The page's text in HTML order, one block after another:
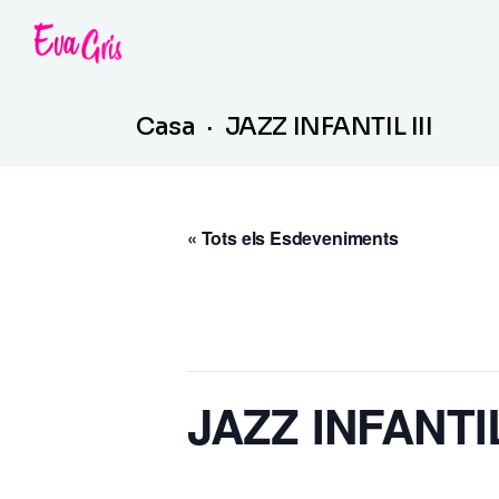
contingut
Casa JAZZ INFANTIL III
« Tots els Esdeveniments
JAZZ